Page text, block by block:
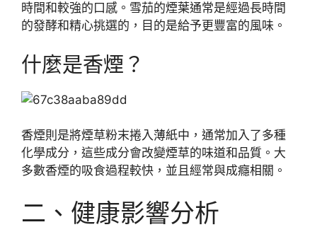
時間和較強的口感。雪茄的煙葉通常是經過長時間
的發酵和精心挑選的，目的是給予更豐富的風味。
什麼是香煙？
香煙則是將煙草粉末捲入薄紙中，通常加入了多種
化學成分，這些成分會改變煙草的味道和品質。大
多數香煙的吸食過程較快，並且經常與成癮相關。
二、健康影響分析